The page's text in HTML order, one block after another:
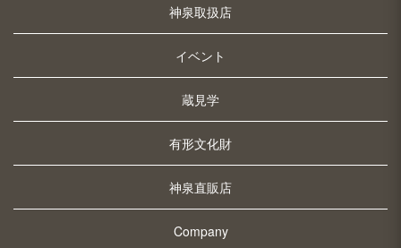
神泉取扱店
イベント
蔵見学
有形文化財
神泉直販店
Company